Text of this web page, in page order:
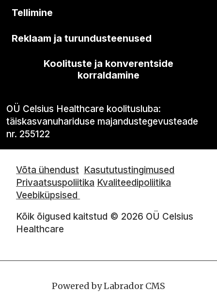
Tellimine
Reklaam ja turundusteenused
Koolituste ja konverentside
korraldamine
OÜ Celsius Healthcare koolitusluba:
täiskasvanuhariduse majandustegevusteade
nr. 255122
Võta ühendust Kasututustingimused
Privaatsuspoliitika Kvaliteedipoliitika
Veebiküpsised
Kõik õigused kaitstud © 2026 OÜ Celsius
Healthcare
Powered by Labrador CMS